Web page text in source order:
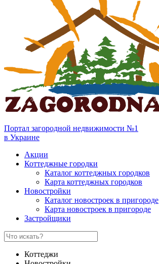
Портал загородной недвижимости №1
в Украине
Акции
Коттеджные городки
Каталог коттеджных городков
Карта коттеджных городков
Новостройки
Каталог новостроек в пригороде
Карта новостроек в пригороде
Застройщики
Коттеджи